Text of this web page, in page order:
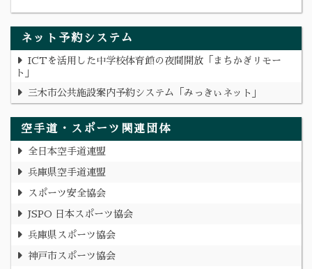
ネット予約システム
ICTを活用した中学校体育館の夜間開放「まちかぎリモー
ト」
三木市公共施設案内予約システム「みっきぃネット」
空手道・スポーツ関連団体
全日本空手道連盟
兵庫県空手道連盟
スポーツ安全協会
JSPO 日本スポーツ協会
兵庫県スポーツ協会
神戸市スポーツ協会